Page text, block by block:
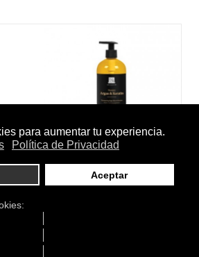
a resituar los hábitos: volver a
establecer una rutina de
recuperar un buen horario
el alcohol y el tabaco, si es que lo